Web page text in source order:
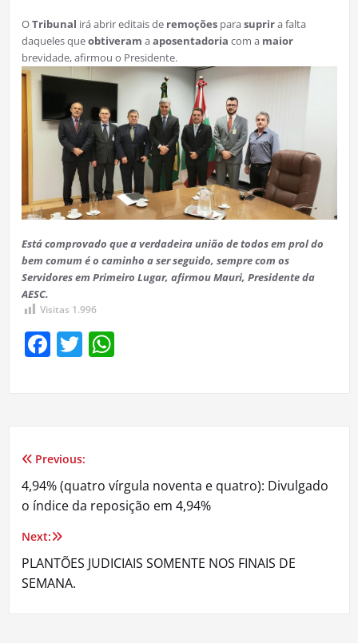
OTribunal irá abrir editais de remoçõesparasuprira falta
daqueles queobtiveram aaposentadoria com a maior
brevidade, afirmou o Presidente.
Está comprovado que a verdadeira união de todos em prol do
bem comum é o caminho a ser seguido, sempre com os
Servidores em Primeiro Lugar, afirmou Mauri, Presidente da
AESC.
Visitas 1.996
Facebook
TwitterWhatsApp
Navegação
de
Post
Previous:
4,94% (quatro vírgula noventa e quatro): Divulgado
o índice da reposição em 4,94%
Next:
PLANTÕES JUDICIAIS SOMENTE NOS FINAIS DE
SEMANA.